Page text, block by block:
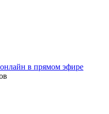
в прямом эфире